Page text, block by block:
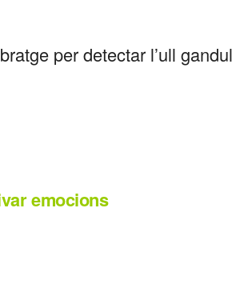
per detectar l’ull gandul
emocions